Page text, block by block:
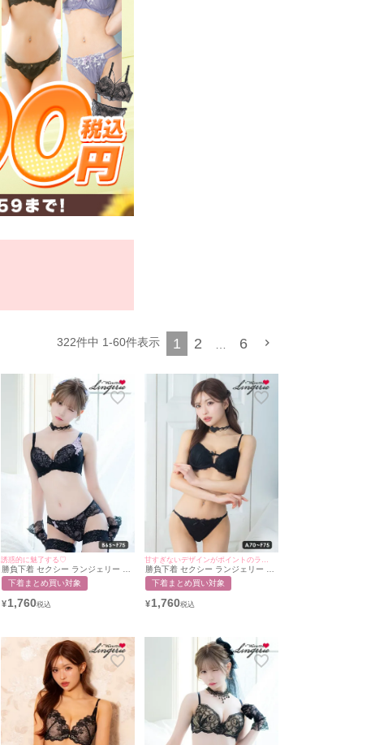
322件中 1-60件表示 1 2 6
誘惑的に魅了する♡
勝負下着 セクシー ランジェリー ア
ップリケ 刺繍 レース ワイヤー ブラ
ジャー ショーツ 2点セット
下着まとめ買い対象
¥1,760
勝負下着 セクシー ランジェリー レ
ース リボン ワンカラー ブラジャー
ショーツ 2点セット
下着まとめ買い対象
¥1,760